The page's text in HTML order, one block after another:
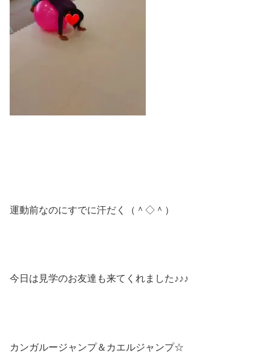
運動前なのにすでに汗だく（＾◇＾）
今日は見学のお友達も来てくれました♪♪♪
カンガルージャンプ＆カエルジャンプ☆